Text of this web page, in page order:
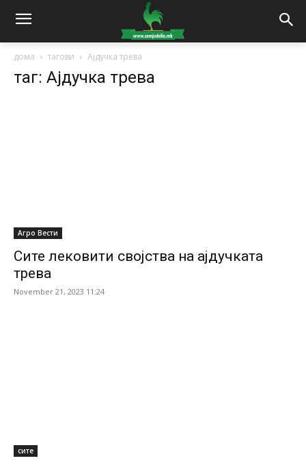
дома тагови Ајдучка трева
таг: Ајдучка трева
Агро Вести
Сите лековити својства на ајдучката
трева
November 21, 2023 11:24
сите